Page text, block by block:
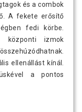
és a combok
A fekete erősítő
fedi körbe.
izmok
ellenállást kínál.
a pontos